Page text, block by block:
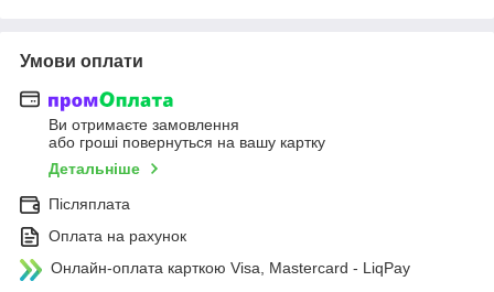
Умови оплати
Ви отримаєте замовлення
або гроші повернуться на вашу картку
Детальніше
Післяплата
Оплата на рахунок
Онлайн-оплата карткою Visa, Mastercard - LiqPay